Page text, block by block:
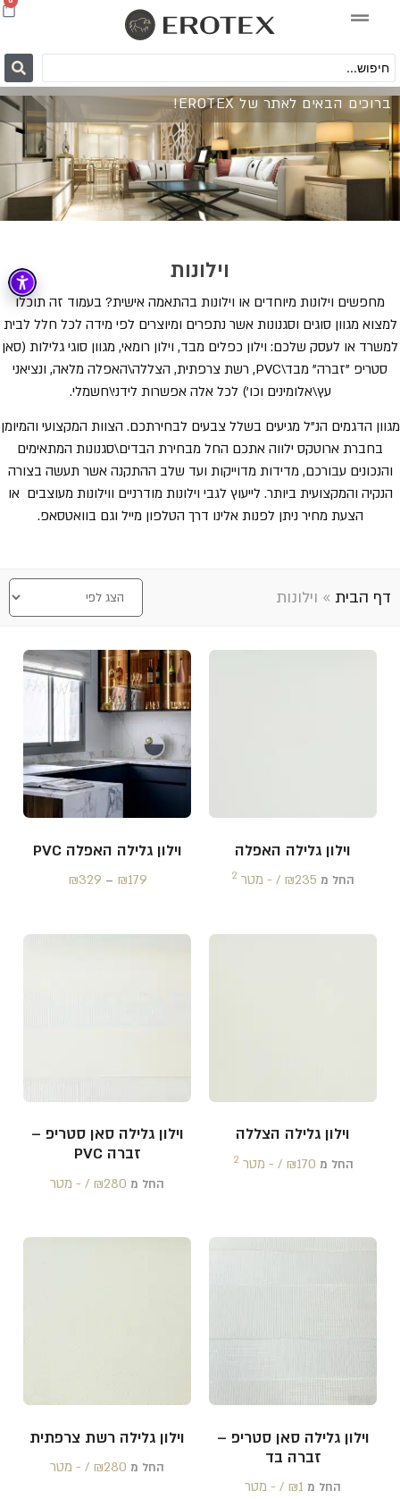
ברוכים הבאים לאתר של EROTEX!
וילונות
מחפשים וילונות מיוחדים או וילונות בהתאמה אישית? בעמוד זה תוכלו
למצוא מגוון סוגים וסגנונות אשר נתפרים ומיוצרים לפי מידה לכל חלל לבית
למשרד או לעסק שלכם: וילון כפלים מבד, וילון רומאי, מגוון סוגי גלילות (סאן
סטריפ "זברה" מבד\PVC, רשת צרפתית, הצללה\האפלה מלאה, ונציאני
עץ\אלומינים וכו') לכל אלה אפשרות לידני\חשמלי.
מגוון הדגמים הנ"ל מגיעים בשלל צבעים לבחירתכם. הצוות המקצועי והמיומן
בחברת ארוטקס ילווה אתכם החל מבחירת הבדים\סגנונות המתאימים
והנכונים עבורכם, מדידות מדוייקות ועד שלב ההתקנה אשר תעשה בצורה
הנקיה והמקצועית ביותר. לייעוץ לגבי וילונות מודרניים ווילונות מעוצבים או
הצעת מחיר ניתן לפנות אלינו דרך הטלפון מייל וגם בוואטסאפ.
דף הבית » וילונות
וילון גלילה האפלה
החל מ ₪235 /‏‏‎ ‎- מטר 2
וילון גלילה האפלה PVC
₪179
–
₪329
וילון גלילה הצללה
החל מ ₪170 /‏‏‎ ‎- מטר 2
וילון גלילה סאן סטריפ –
זברה PVC
החל מ ₪280 /‏‏‎ ‎- מטר
וילון גלילה סאן סטריפ –
זברה בד
החל מ ₪1 /‏‏‎ ‎- מטר
וילון גלילה רשת צרפתית
החל מ ₪280 /‏‏‎ ‎- מטר